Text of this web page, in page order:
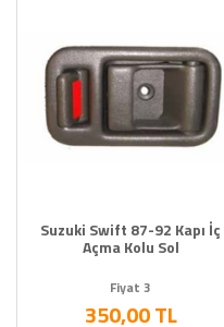
Şanzıman Diferansiyel
Şanzıman Diferansiyel
Şanzıman Diferansiyel
Şanzıman Diferansiyel
Şanzıman Diferansiyel
Şanzıman Difransiyel
Şanzıman Difransiyel
Tata Yedek Parça
Suzuki Swift 87-92 Kapı İç
Açma Kolu Sol
Fiyat 3
350,00 TL